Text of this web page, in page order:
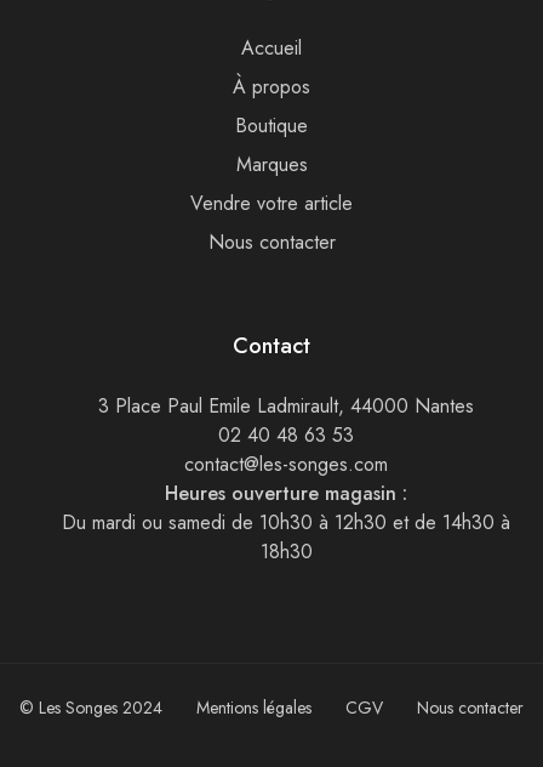
Accueil
À propos
Boutique
Marques
Vendre votre article
Nous contacter
Contact
3 Place Paul Emile Ladmirault, 44000 Nantes
02 40 48 63 53
contact@les-songes.com
Heures ouverture magasin :
Du mardi ou samedi de 10h30 à 12h30 et de 14h30 à
18h30
© Les Songes 2024 Mentions légales CGV Nous contacter